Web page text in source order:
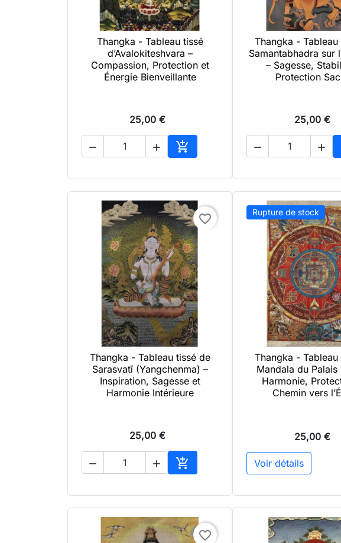
 Aperçu rapide
Thangka - Tableau tissé
d’Avalokiteshvara –
Compassion, Protection et
Énergie Bienveillante
25,00 €
  
Ajouter au panier
 Aperçu
Thangka - Tableau
Samantabhadra sur
– Sagesse,
Protection
25,00 €
 
favorite_border
 Aperçu rapide
Thangka - Tableau tissé de
Sarasvatī (Yangchenma) –
Inspiration, Sagesse et
Harmonie Intérieure
25,00 €
  
Ajouter au panier
Rupture de stock
 Aperçu
Thangka - Tableau
Mandala du Palais
Harmonie,
Chemin vers
25,00 €
Voir détails
favorite_border